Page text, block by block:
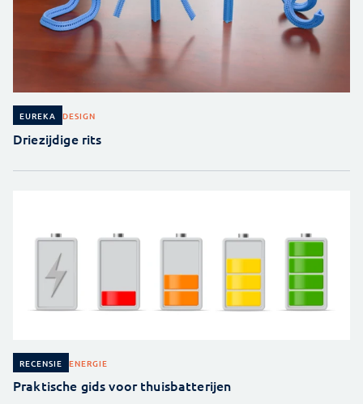
EUREKA DESIGN
Driezijdige rits
RECENSIE ENERGIE
Praktische gids voor thuisbatterijen